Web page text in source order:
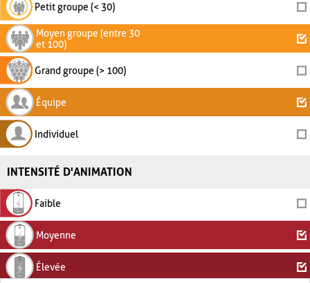
Petit groupe (< 30)
Moyen groupe (entre 30
et 100)
Grand groupe (> 100)
Équipe
Individuel
INTENSITÉ D'ANIMATION
Faible
Moyenne
Élevée